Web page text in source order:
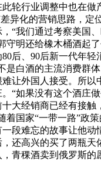
行业调整中也在
异化的营销思路，
“我们通过考察美国
明还给橡木桶酒起
后、90后新一代年
白酒的主流消费
让外国人接受。所
如果没有这个酒庄
大经销商已经有接
国家“一带一路”政
段难忘的故事让他
还高兴的买了两瓶
青稞酒卖到俄罗斯